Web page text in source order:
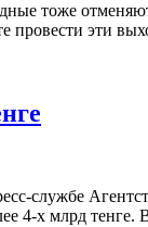
тоже
провести эти
службе
4-х млрд